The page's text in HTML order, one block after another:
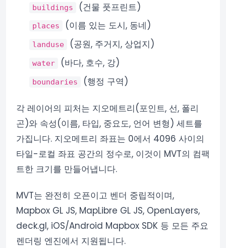
buildings (건물 풋프린트)
places (이름 있는 도시, 동네)
landuse (공원, 주거지, 상업지)
water (바다, 호수, 강)
boundaries (행정 구역)
각 레이어의 피처는 지오메트리(포인트, 선, 폴리
곤)와 속성(이름, 타입, 중요도, 언어 변형) 세트를
가집니다. 지오메트리 좌표는 0에서 4096 사이의
타일-로컬 좌표 공간의 정수로, 이것이 MVT의 컴팩
트한 크기를 만들어냅니다.
MVT는 완전히 오픈이고 벤더 중립적이며,
Mapbox GL JS, MapLibre GL JS, OpenLayers,
deck.gl, iOS/Android Mapbox SDK 등 모든 주요
렌더링 엔진에서 지원됩니다.